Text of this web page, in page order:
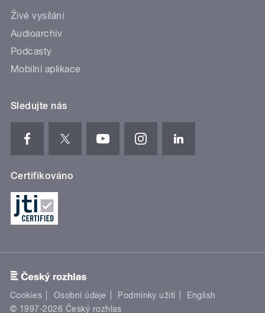
Živé vysílání
Audioarchiv
Podcasty
Mobilní aplikace
Sledujte nás
Certifikováno
Cookies Osobní údaje Podmínky užití
English
© 1997-2026 Český rozhlas